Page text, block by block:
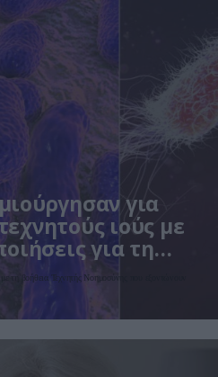
για
ιούς με
για τη
τη βοήθεια Τεχνητής Νοημοσύνης που εξοντώνουν